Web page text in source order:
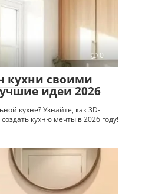
0
кухни своими
идеи 2026
кухне? Узнайте, как 3D-
кухню мечты в 2026 году!